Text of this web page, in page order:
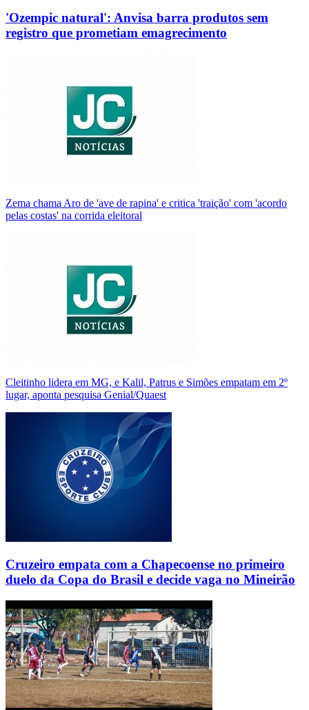
'Ozempic natural': Anvisa barra produtos sem
registro que prometiam emagrecimento
Zema chama Aro de 'ave de rapina' e critica 'traição' com 'acordo
pelas costas' na corrida eleitoral
Cleitinho lidera em MG, e Kalil, Patrus e Simões empatam em 2º
lugar, aponta pesquisa Genial/Quaest
Cruzeiro empata com a Chapecoense no primeiro
duelo da Copa do Brasil e decide vaga no Mineirão